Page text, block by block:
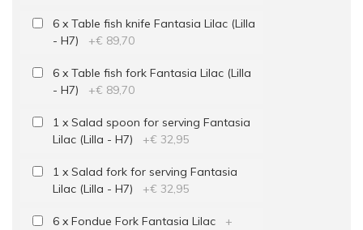
6 x Table fish knife Fantasia Lilac (Lilla
- H7) +€ 89,70
6 x Table fish fork Fantasia Lilac (Lilla
- H7) +€ 89,70
1 x Salad spoon for serving Fantasia
Lilac (Lilla - H7) +€ 32,95
1 x Salad fork for serving Fantasia
Lilac (Lilla - H7) +€ 32,95
6 x Fondue Fork Fantasia Lilac +